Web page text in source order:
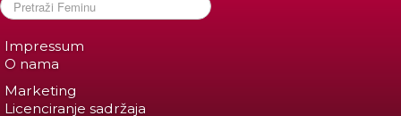
Impressum
O nama
Marketing
Licenciranje sadržaja